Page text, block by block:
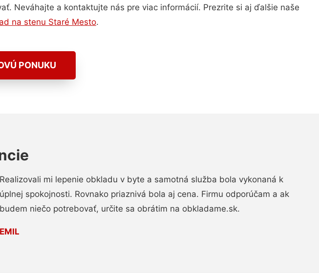
Neváhajte a kontaktujte nás pre viac informácií. Prezrite si aj ďalšie naše
na stenu Staré Mesto.
PONUKU
Realizovali mi lepenie obkladu v byte a samotná služba bola vykonaná k
úplnej spokojnosti. Rovnako priaznivá bola aj cena. Firmu odporúčam a ak
budem niečo potrebovať, určite sa obrátim na obkladame.sk.
EMIL